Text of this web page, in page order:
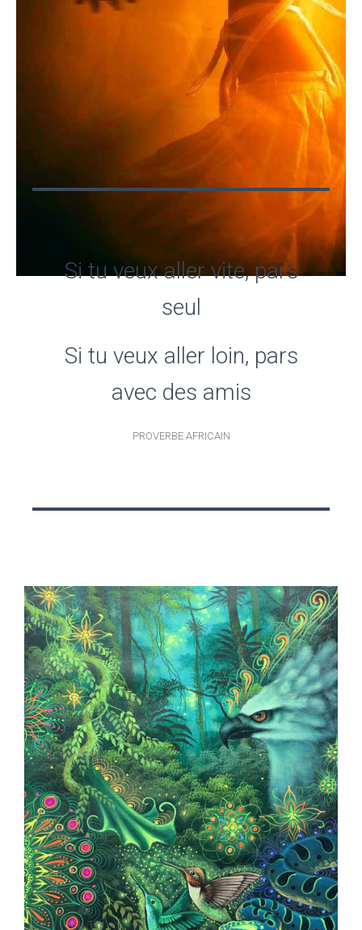
Si tu veux aller vite, pars
seul
Si tu veux aller loin, pars
avec des amis
PROVERBE AFRICAIN